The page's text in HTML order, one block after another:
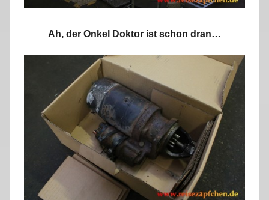
Ah, der Onkel Doktor ist schon dran…